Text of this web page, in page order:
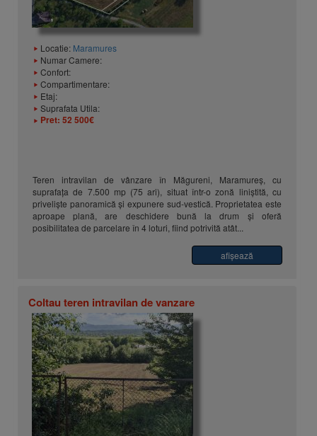
Locatie: Maramures
Numar Camere:
Confort:
Compartimentare:
Etaj:
Suprafata Utila:
Pret: 52 500€
Teren intravilan de vânzare în Măgureni, Maramureș, cu
suprafața de 7.500 mp (75 ari), situat într-o zonă liniștită, cu
priveliște panoramică și expunere sud-vestică. Proprietatea este
aproape plană, are deschidere bună la drum și oferă
posibilitatea de parcelare în 4 loturi, fiind potrivită atât...
afişează
Coltau teren intravilan de vanzare